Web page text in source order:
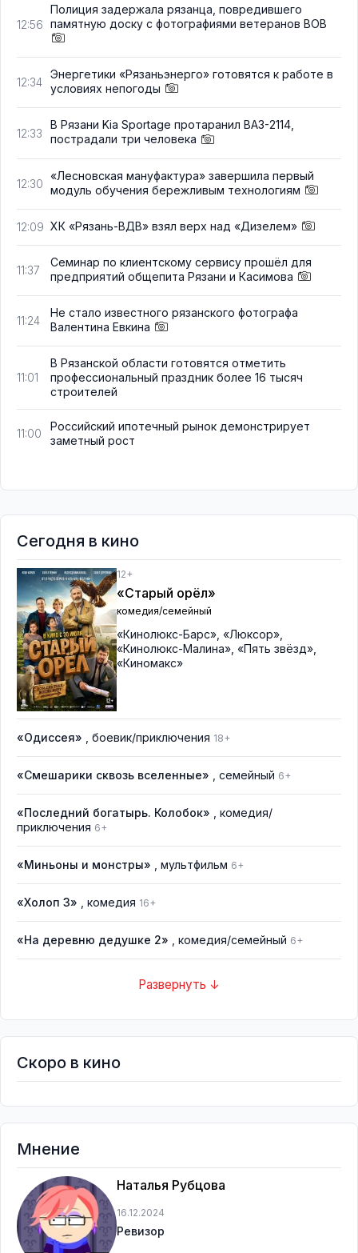
12:56
Полиция задержала рязанца, повредившего
памятную доску с фотографиями ветеранов ВОВ
12:34
Энергетики «Рязаньэнерго» готовятся к работе в
условиях непогоды
12:33
В Рязани Kia Sportage протаранил ВАЗ-2114,
пострадали три человека
12:30
«Лесновская мануфактура» завершила первый
модуль обучения бережливым технологиям
12:09 ХК «Рязань-ВДВ» взял верх над «Дизелем»
11:37
Семинар по клиентскому сервису прошёл для
предприятий общепита Рязани и Касимова
11:24
Не стало известного рязанского фотографа
Валентина Евкина
11:01
В Рязанской области готовятся отметить
профессиональный праздник более 16 тысяч
строителей
11:00
Российский ипотечный рынок демонстрирует
заметный рост
Сегодня в кино
12+
«Старый орёл»
комедия/семейный
«Кинолюкс-Барс» «Люксор»
«Кинолюкс-Малина» «Пять звёзд»
«Киномакс»
«Одиссея» , боевик/приключения 18+
«Смешарики сквозь вселенные» , семейный 6+
«Последний богатырь. Колобок»
, комедия/
приключения 6+
«Миньоны и монстры» , мультфильм 6+
«Холоп 3» , комедия 16+
«На деревню дедушке 2» , комедия/семейный 6+
Развернуть ↓
Скоро в кино
Мнение
Наталья Рубцова
16.12.2024
Ревизор